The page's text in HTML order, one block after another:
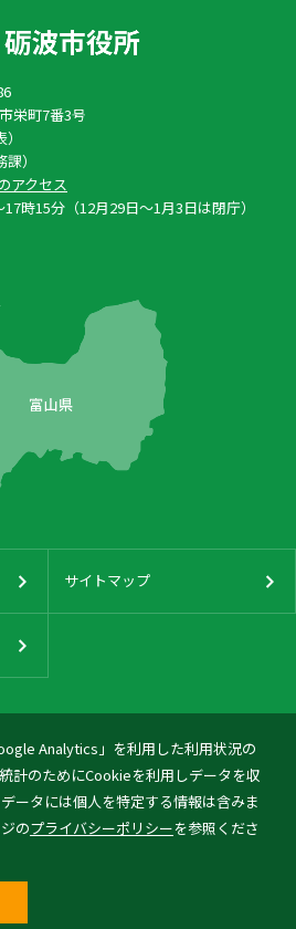
Analytics」を利用した利用状況の
計のためにCookieを利用しデータを収
ータには個人を特定する情報は含みま
のプライバシーポリシーを参照くださ
栄町7番3号
）
アクセス
時15分（12月29日〜1月3日は閉庁）
サイトマップ